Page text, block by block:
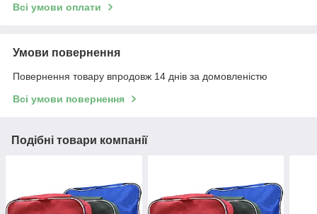
Всі умови оплати
Умови повернення
Повернення товару впродовж 14 днів за домовленістю
Всі умови повернення
Подібні товари компанії